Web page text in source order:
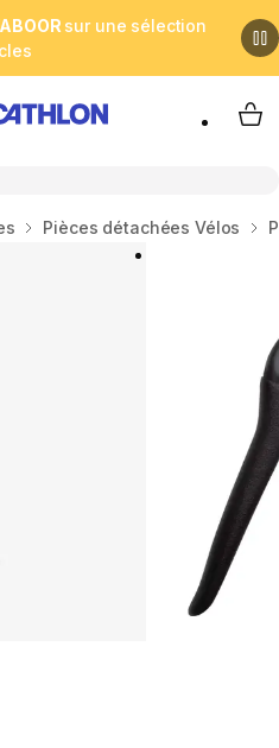
sur une sélection
My
Pièces détachées Vélos